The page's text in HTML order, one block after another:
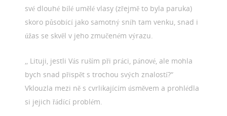
své dlouhé bílé umělé vlasy (zřejmě to byla paruka)
skoro působící jako samotný sníh tam venku, snad i
úžas se skvěl v jeho zmučeném výrazu.
,, Lituji, jestli Vás ruším při práci, pánové, ale mohla
bych snad přispět s trochou svých znalostí?“
Vklouzla mezi ně s cvrlikajícím úsměvem a prohlédla
si jejich řádící problém.